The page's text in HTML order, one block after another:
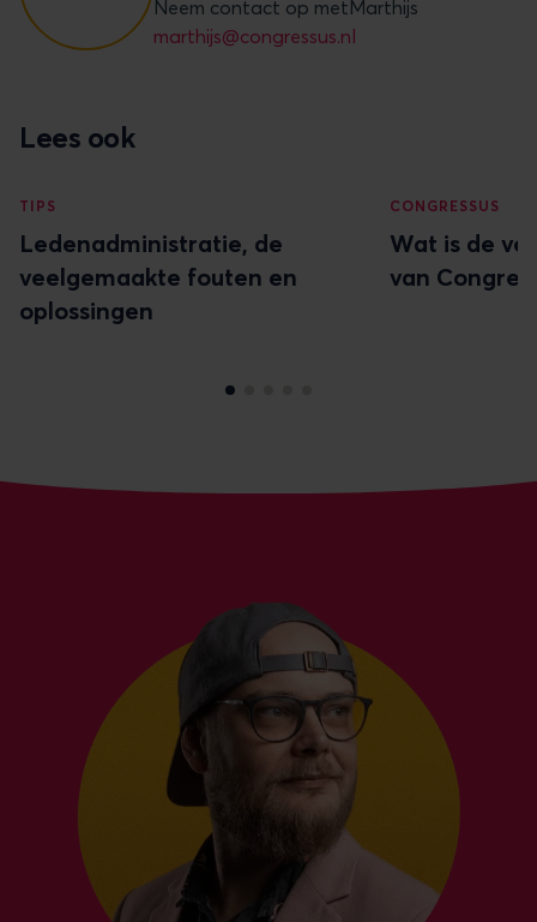
leden en bestuurders vaak direct persoonlijk
aansprakelijk.
Neem contact op met Marthijs
marthijs@congressus.nl
Lees ook
TIPS
Ledenadministratie, de
veelgemaakte fouten en
oplossingen
CONGRESSUS
Wat is de
van